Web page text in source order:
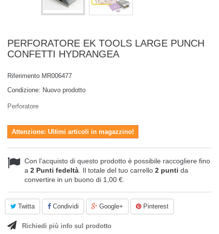
PERFORATORE EK TOOLS LARGE PUNCH
CONFETTI HYDRANGEA
Riferimento MR006477
Condizione: Nuovo prodotto
Perforatore
Attenzione: Ultimi articoli in magazzino!
Con l'acquisto di questo prodotto è possibile raccogliere fino
a 2 Punti fedeltà . Il totale del tuo carrello 2 punti da
convertire in un buono di 1,00 €
Twitta Condividi Google+ Pinterest
Richiedi più info sul prodotto